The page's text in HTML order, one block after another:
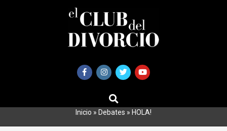
Navigation
BUSCAR
Inicio » Debates » HOLA!